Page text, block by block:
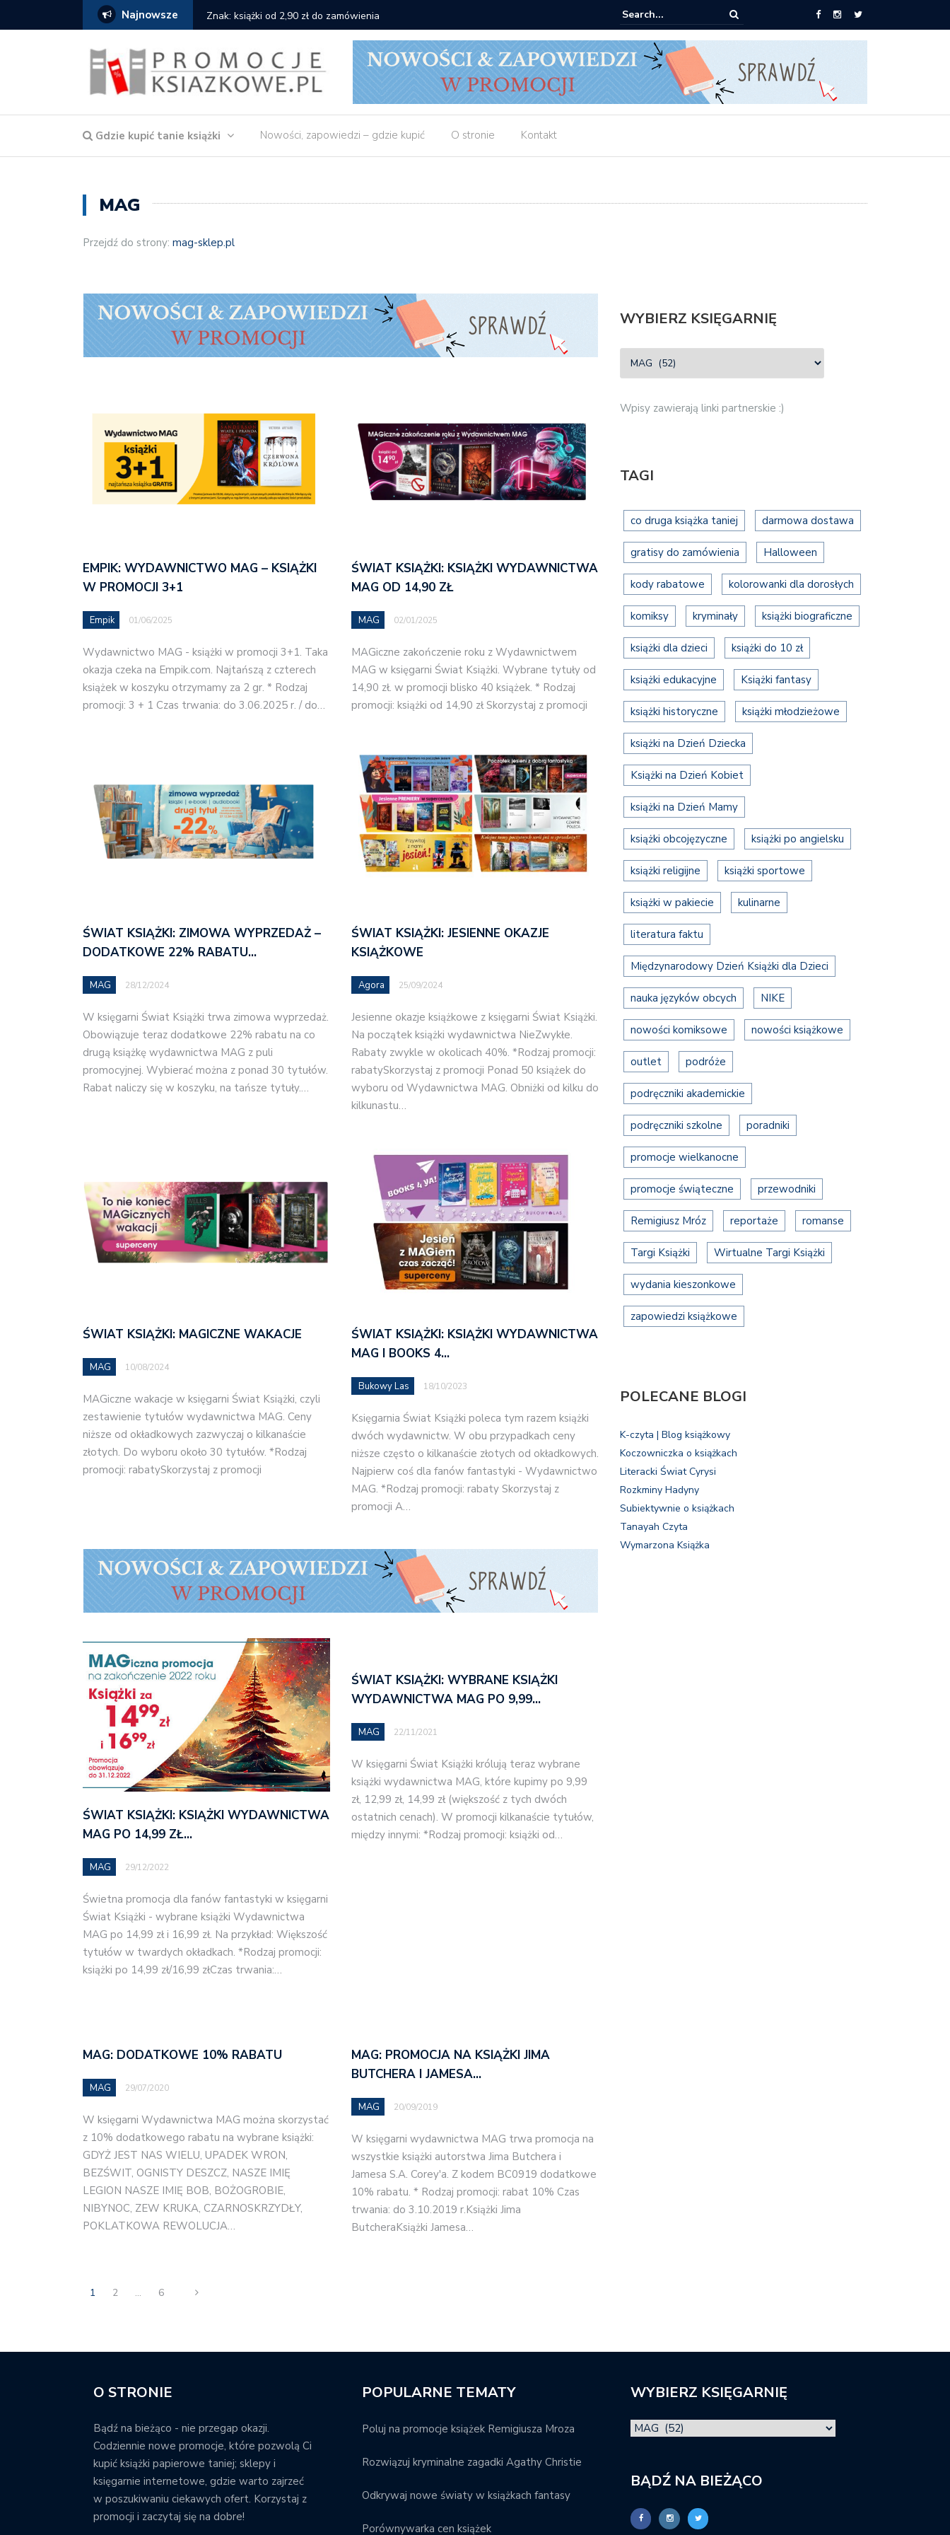
Najnowsze Matras: 10 książek za 69 zł Empik: 2 książki za 30 zł
Gdzie kupić tanie książki Nowości, zapowiedzi – gdzie kupić O stronie Kontakt
MAG
Przejdź do strony: mag-sklep.pl
EMPIK: WYDAWNICTWO MAG – KSIĄŻKI
W PROMOCJI 3+1
Empik 01/06/2025
Wydawnictwo MAG - książki w promocji 3+1. Taka
okazja czeka na Empik.com. Najtańszą z czterech
książek w koszyku otrzymamy za 2 gr. * Rodzaj
promocji: 3 + 1 Czas trwania: do 3.06.2025 r. / do…
ŚWIAT KSIĄŻKI: KSIĄŻKI WYDAWNICTWA
MAG OD 14,90 ZŁ
MAG 02/01/2025
MAGiczne zakończenie roku z Wydawnictwem
MAG w księgarni Świat Książki. Wybrane tytuły od
14,90 zł. w promocji blisko 40 książek. * Rodzaj
promocji: książki od 14,90 zł Skorzystaj z promocji
ŚWIAT KSIĄŻKI: ZIMOWA WYPRZEDAŻ –
DODATKOWE 22% RABATU…
MAG 28/12/2024
W księgarni Świat Książki trwa zimowa wyprzedaż.
Obowiązuje teraz dodatkowe 22% rabatu na co
drugą książkę wydawnictwa MAG z puli
promocyjnej. Wybierać można z ponad 30 tytułów.
Rabat naliczy się w koszyku, na tańsze tytuły.…
ŚWIAT KSIĄŻKI: JESIENNE OKAZJE
KSIĄŻKOWE
Agora 25/09/2024
Jesienne okazje książkowe z księgarni Świat Książki.
Na początek książki wydawnictwa NieZwykłe.
Rabaty zwykle w okolicach 40%. *Rodzaj promocji:
rabatySkorzystaj z promocji Ponad 50 książek do
wyboru od Wydawnictwa MAG. Obniżki od kilku do
kilkunastu…
ŚWIAT KSIĄŻKI: MAGICZNE WAKACJE
MAG 10/08/2024
MAGiczne wakacje w księgarni Świat Książki, czyli
zestawienie tytułów wydawnictwa MAG. Ceny
niższe od okładkowych zazwyczaj o kilkanaście
złotych. Do wyboru około 30 tytułów. *Rodzaj
promocji: rabatySkorzystaj z promocji
ŚWIAT KSIĄŻKI: KSIĄŻKI WYDAWNICTWA
MAG I BOOKS 4…
Bukowy Las 18/10/2023
Księgarnia Świat Książki poleca tym razem książki
dwóch wydawnictw. W obu przypadkach ceny
niższe często o kilkanaście złotych od okładkowych.
Najpierw coś dla fanów fantastyki - Wydawnictwo
MAG. *Rodzaj promocji: rabaty Skorzystaj z
promocji A…
ŚWIAT KSIĄŻKI: KSIĄŻKI WYDAWNICTWA
MAG PO 14,99 ZŁ…
MAG 29/12/2022
Świetna promocja dla fanów fantastyki w księgarni
Świat Książki - wybrane książki Wydawnictwa
MAG po 14,99 zł i 16,99 zł. Na przykład: Większość
tytułów w twardych okładkach. *Rodzaj promocji:
książki po 14,99 zł/16,99 złCzas trwania:…
ŚWIAT KSIĄŻKI: WYBRANE KSIĄŻKI
WYDAWNICTWA MAG PO 9,99…
MAG 22/11/2021
W księgarni Świat Książki królują teraz wybrane
książki wydawnictwa MAG, które kupimy po 9,99
zł, 12,99 zł, 14,99 zł (większość z tych dwóch
ostatnich cenach). W promocji kilkanaście tytułów,
między innymi: *Rodzaj promocji: książki od…
MAG: DODATKOWE 10% RABATU
MAG 29/07/2020
W księgarni Wydawnictwa MAG można skorzystać
z 10% dodatkowego rabatu na wybrane książki:
GDYŻ JEST NAS WIELU, UPADEK WRON,
BEZŚWIT, OGNISTY DESZCZ, NASZE IMIĘ
LEGION NASZE IMIĘ BOB, BOŻOGROBIE,
NIBYNOC, ZEW KRUKA, CZARNOSKRZYDŁY,
POKLATKOWA REWOLUCJA…
MAG: PROMOCJA NA KSIĄŻKI JIMA
BUTCHERA I JAMESA…
MAG 20/09/2019
W księgarni wydawnictwa MAG trwa promocja na
wszystkie książki autorstwa Jima Butchera i
Jamesa S.A. Corey'a. Z kodem BC0919 dodatkowe
10% rabatu. * Rodzaj promocji: rabat 10% Czas
trwania: do 3.10.2019 r.Książki Jima
ButcheraKsiążki Jamesa…
1 2 … 6
WYBIERZ KSIĘGARNIĘ
Wpisy zawierają linki partnerskie :)
TAGI
co druga książka taniej darmowa dostawa
gratisy do zamówienia Halloween
kody rabatowe kolorowanki dla dorosłych
komiksy kryminały książki biograficzne
książki dla dzieci książki do 10 zł
książki edukacyjne Książki fantasy
książki historyczne książki młodzieżowe
książki na Dzień Dziecka
Książki na Dzień Kobiet
książki na Dzień Mamy
książki obcojęzyczne książki po angielsku
książki religijne książki sportowe
książki w pakiecie kulinarne
literatura faktu
Międzynarodowy Dzień Książki dla Dzieci
nauka języków obcych NIKE
nowości komiksowe nowości książkowe
outlet podróże
podręczniki akademickie
podręczniki szkolne poradniki
promocje wielkanocne
promocje świąteczne przewodniki
Remigiusz Mróz reportaże romanse
Targi Książki Wirtualne Targi Książki
wydania kieszonkowe
zapowiedzi książkowe
POLECANE BLOGI
K-czyta | Blog książkowy
Koczowniczka o książkach
Literacki Świat Cyrysi
Rozkminy Hadyny
Subiektywnie o książkach
Tanayah Czyta
Wymarzona Książka
O STRONIE
Bądź na bieżąco - nie przegap okazji.
Codziennie nowe promocje, które pozwolą Ci
kupić książki papierowe taniej; sklepy i
księgarnie internetowe, gdzie warto zajrzeć
w poszukiwaniu ciekawych ofert. Korzystaj z
promocji i zaczytaj się na dobre!
POPULARNE TEMATY
Poluj na promocje książek Remigiusza Mroza
Rozwiązuj kryminalne zagadki Agathy Christie
Odkrywaj nowe światy w książkach fantasy
Porównywarka cen książek
WYBIERZ KSIĘGARNIĘ
BĄDŹ NA BIEŻĄCO